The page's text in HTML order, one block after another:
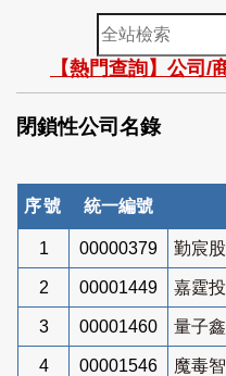
全
站
檢
索
【熱門查詢】公司/
閉鎖性公司名錄
序號 統一編號
1 00000379 勤宸
2 00001449 嘉霆
3 00001460 量子
4 00001546 魔毒